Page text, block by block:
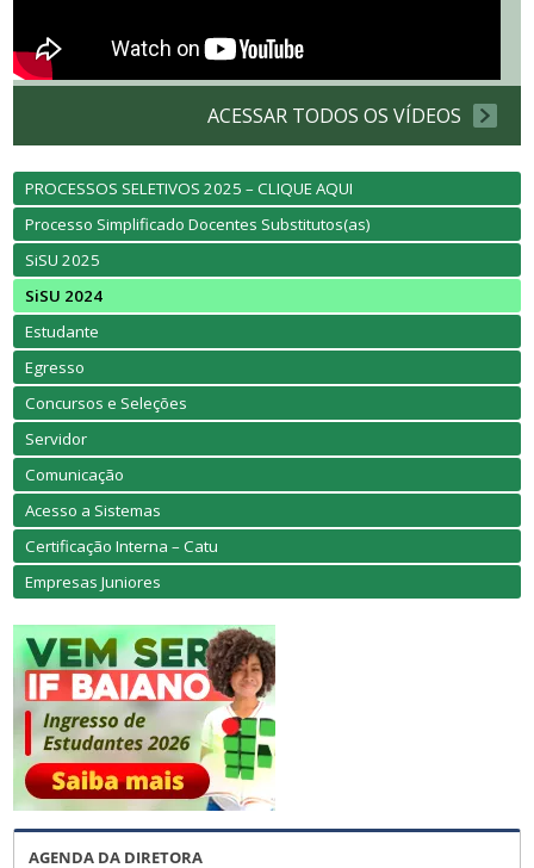
ACESSAR TODOS OS VÍDEOS
PROCESSOS SELETIVOS 2025 – CLIQUE AQUI
Processo Simplificado Docentes Substitutos(as)
SiSU 2025
SiSU 2024
Estudante
Egresso
Concursos e Seleções
Servidor
Comunicação
Acesso a Sistemas
Certificação Interna – Catu
Empresas Juniores
AGENDA DA DIRETORA